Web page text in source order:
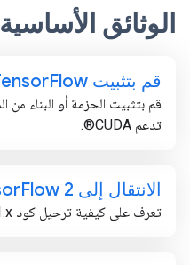
الوثائق الأساسية
قم بتثبيت Tensor Flow
تدعم CUDA®.
الانتقال إلى Tensor Flow 2
تعرف على كيفية ترحيل كود TF1.x الخاص بك إلى TF2.